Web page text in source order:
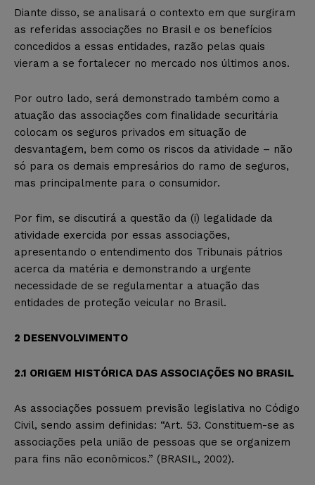
Diante disso, se analisará o contexto em que surgiram
as referidas associações no Brasil e os benefícios
concedidos a essas entidades, razão pelas quais
vieram a se fortalecer no mercado nos últimos anos.
Por outro lado, será demonstrado também como a
atuação das associações com finalidade securitária
colocam os seguros privados em situação de
desvantagem, bem como os riscos da atividade – não
só para os demais empresários do ramo de seguros,
mas principalmente para o consumidor.
Por fim, se discutirá a questão da (i) legalidade da
atividade exercida por essas associações,
apresentando o entendimento dos Tribunais pátrios
acerca da matéria e demonstrando a urgente
necessidade de se regulamentar a atuação das
entidades de proteção veicular no Brasil.
2 DESENVOLVIMENTO
2.1 ORIGEM HISTÓRICA DAS ASSOCIAÇÕES NO BRASIL
As associações possuem previsão legislativa no Código
Civil, sendo assim definidas: “Art. 53. Constituem-se as
associações pela união de pessoas que se organizem
para fins não econômicos.” (BRASIL, 2002).